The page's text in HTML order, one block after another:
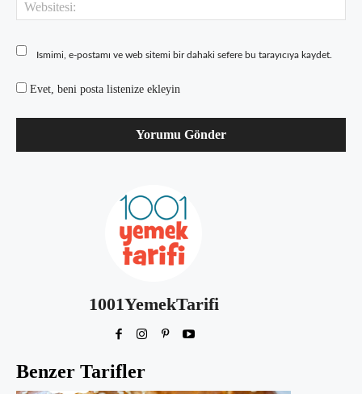
Ismimi, e-postamı ve web sitemi bir dahaki sefere bu tarayıcıya kaydet.
Evet, beni posta listenize ekleyin
1001YemekTarifi
Benzer Tarifler